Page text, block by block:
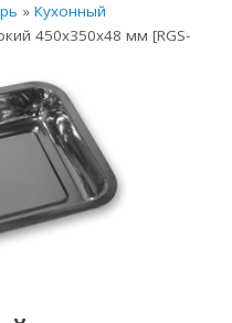
»Кухонный
450х350х48 мм [RGS-